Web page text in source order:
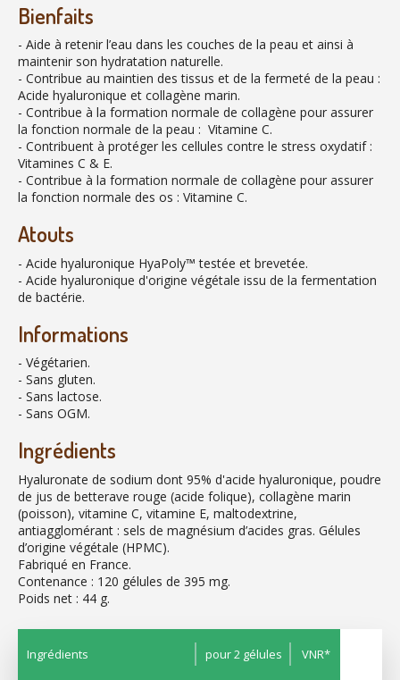
Bienfaits
- Aide à retenir l’eau dans les couches de la peau et ainsi à
maintenir son hydratation naturelle.
- Contribue au maintien des tissus et de la fermeté de la peau :
Acide hyaluronique et collagène marin.
- Contribue à la formation normale de collagène pour assurer
la fonction normale de la peau : Vitamine C.
- Contribuent à protéger les cellules contre le stress oxydatif :
Vitamines C & E.
- Contribue à la formation normale de collagène pour assurer
la fonction normale des os : Vitamine C.
Atouts
- Acide hyaluronique HyaPoly™ testée et brevetée.
- Acide hyaluronique d'origine végétale issu de la fermentation
de bactérie.
Informations
- Végétarien.
- Sans gluten.
- Sans lactose.
- Sans OGM.
Ingrédients
Hyaluronate de sodium dont 95% d'acide hyaluronique, poudre
de jus de betterave rouge (acide folique), collagène marin
(poisson), vitamine C, vitamine E, maltodextrine,
antiagglomérant : sels de magnésium d’acides gras. Gélules
d’origine végétale (HPMC).
Fabriqué en France.
Contenance : 120 gélules de 395 mg.
Poids net : 44 g.
Ingrédients pour 2 gélules VNR*